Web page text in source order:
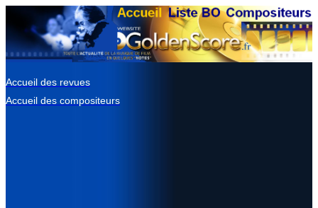
Accueil des revues
Accueil des compositeurs